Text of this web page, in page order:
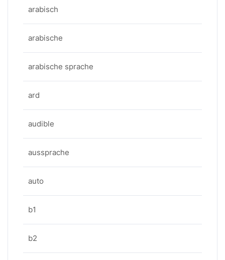
arabisch
arabische
arabische sprache
ard
audible
aussprache
auto
b1
b2